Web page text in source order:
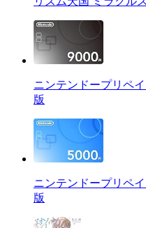
ニンテンドープリペ
版
ニンテンドープリペ
版